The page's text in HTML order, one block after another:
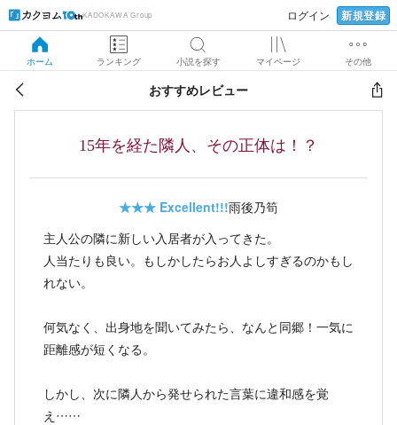
KADOKAWA Group ログイン 新規登録
ホーム ランキング 小説を探す マイページ その他
おすすめレビュー
15年を経た隣人、その正体は！？
★★★ Excellent!!!雨後乃筍
主人公の隣に新しい入居者が入ってきた。
人当たりも良い。もしかしたらお人よしすぎるのかもし
れない。
何気なく、出身地を聞いてみたら、なんと同郷！一気に
距離感が短くなる。
しかし、次に隣人から発せられた言葉に違和感を覚
え……